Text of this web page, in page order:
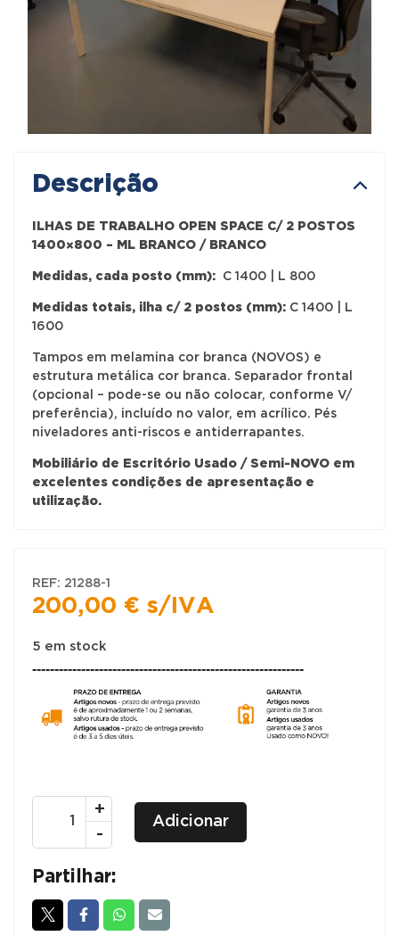
Descrição
ILHAS DE TRABALHO OPEN SPACE C/ 2 POSTOS
1400×800 – ML BRANCO / BRANCO
Medidas, cada posto (mm): C 1400 | L 800
Medidas totais, ilha c/ 2 postos (mm): C 1400 | L
1600
Tampos em melamina cor branca (NOVOS) e
estrutura metálica cor branca. Separador frontal
(opcional – pode-se ou não colocar, conforme V/
preferência), incluído no valor, em acrílico. Pés
niveladores anti-riscos e antiderrapantes.
Mobiliário de Escritório Usado / Semi-NOVO em
excelentes condições de apresentação e
utilização.
REF: 21288-1
200,00 € s/IVA
5 em stock
-------------------------------------------------------------
Quantidade
ILHAS
DE
OPEN
+
-
Adicionar
Partilhar: